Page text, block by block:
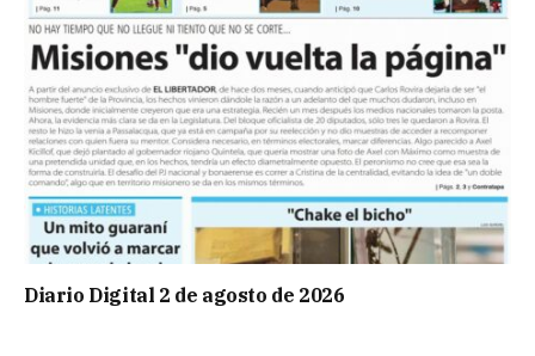
Diario Digital 2 de agosto de 2026